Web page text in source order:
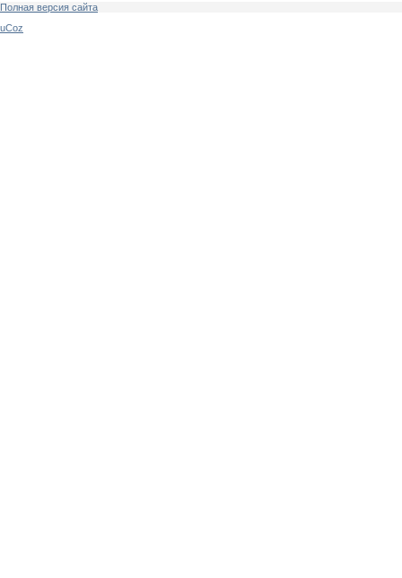
Полная версия сайта
uCoz